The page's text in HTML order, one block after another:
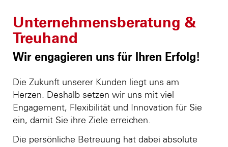
Unternehmensberatung &
Treuhand
Wir engagieren uns für Ihren Erfolg!
Die Zukunft unserer Kunden liegt uns am
Herzen. Deshalb setzen wir uns mit viel
Engagement, Flexibilität und Innovation für Sie
ein, damit Sie ihre Ziele erreichen.
Die persönliche Betreuung hat dabei absolute